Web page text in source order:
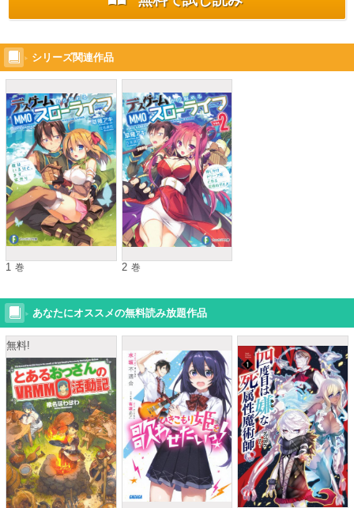
シリーズ関連作品
1 巻 2 巻
あなたにオススメの無料読み放題作品
無料!